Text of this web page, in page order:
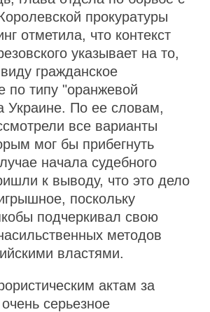
прокуратуры
отметила, что контекст
указывает на то,
гражданское
по типу "оранжевой
Украине. По ее словам,
все варианты
мог бы прибегнуть
начала судебного
к выводу, что это дело
поскольку
подчеркивал свою
методов
властями.
актам за
серьезное